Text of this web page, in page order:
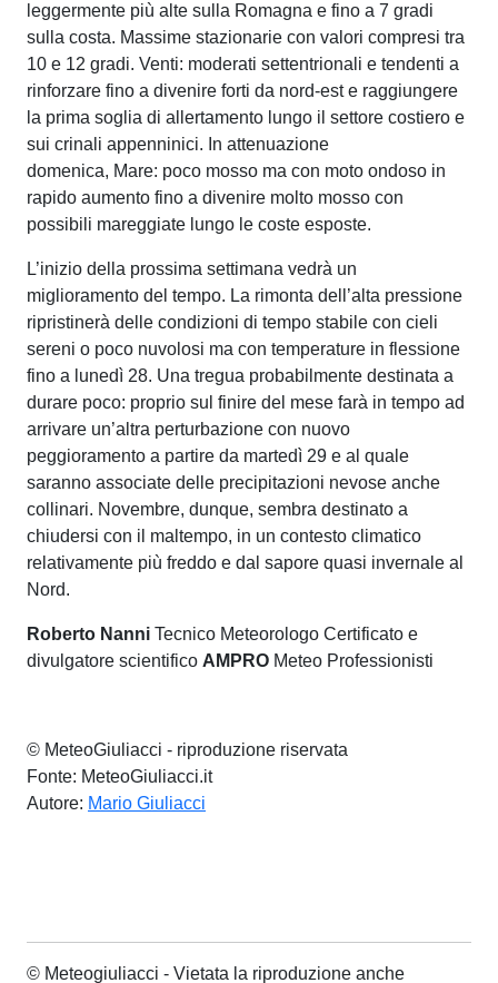
leggermente più alte sulla Romagna e fino a 7 gradi
sulla costa. Massime stazionarie con valori compresi tra
10 e 12 gradi. Venti: moderati settentrionali e tendenti a
rinforzare fino a divenire forti da nord-est e raggiungere
la prima soglia di allertamento lungo il settore costiero e
sui crinali appenninici. In attenuazione
domenica, Mare: poco mosso ma con moto ondoso in
rapido aumento fino a divenire molto mosso con
possibili mareggiate lungo le coste esposte.
L’inizio della prossima settimana vedrà un
miglioramento del tempo. La rimonta dell’alta pressione
ripristinerà delle condizioni di tempo stabile con cieli
sereni o poco nuvolosi ma con temperature in flessione
fino a lunedì 28. Una tregua probabilmente destinata a
durare poco: proprio sul finire del mese farà in tempo ad
arrivare un’altra perturbazione con nuovo
peggioramento a partire da martedì 29 e al quale
saranno associate delle precipitazioni nevose anche
collinari. Novembre, dunque, sembra destinato a
chiudersi con il maltempo, in un contesto climatico
relativamente più freddo e dal sapore quasi invernale al
Nord.
Roberto Nanni Tecnico Meteorologo Certificato e
divulgatore scientifico AMPRO Meteo Professionisti
© MeteoGiuliacci - riproduzione riservata
Fonte: MeteoGiuliacci.it
Autore: Mario Giuliacci
© Meteogiuliacci - Vietata la riproduzione anche